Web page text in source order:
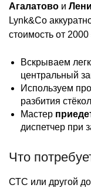
Агалатово и
Lynk&Co
стоимость от 2000
Вскрываем
центральный
Используем
разбития
Мастер
диспетчер при
Что
СТС или другой